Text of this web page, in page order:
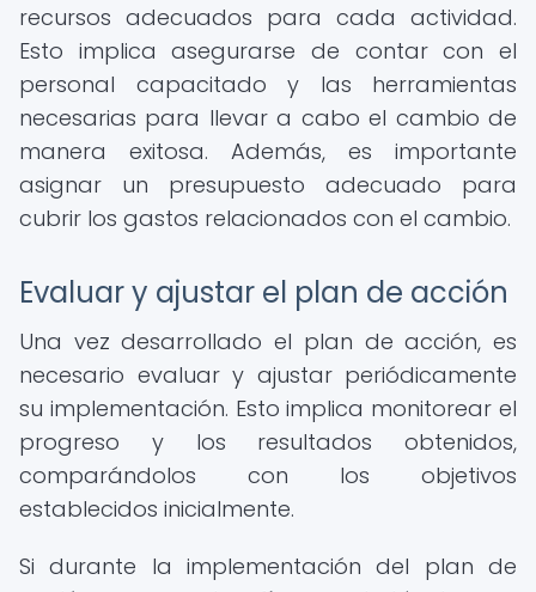
recursos adecuados para cada actividad.
Esto implica asegurarse de contar con el
personal capacitado y las herramientas
necesarias para llevar a cabo el cambio de
manera exitosa. Además, es importante
asignar un presupuesto adecuado para
cubrir los gastos relacionados con el cambio.
Evaluar y ajustar el plan de acción
Una vez desarrollado el plan de acción, es
necesario evaluar y ajustar periódicamente
su implementación. Esto implica monitorear el
progreso y los resultados obtenidos,
comparándolos con los objetivos
establecidos inicialmente.
Si durante la implementación del plan de